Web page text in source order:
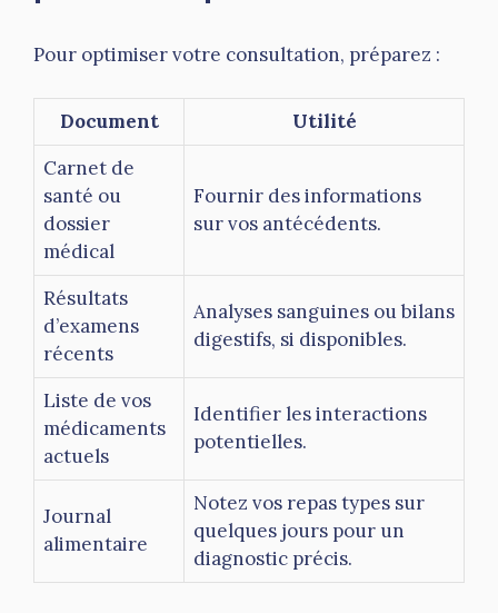
Pour optimiser votre consultation, préparez :
Document
Utilité
Carnet de
santé ou
dossier
médical
Fournir des informations
sur vos antécédents.
Résultats
d’examens
récents
Analyses sanguines ou bilans
digestifs, si disponibles.
Liste de vos
médicaments
actuels
Identifier les interactions
potentielles.
Journal
alimentaire
Notez vos repas types sur
quelques jours pour un
diagnostic précis.